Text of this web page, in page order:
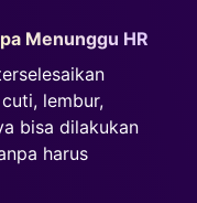
Menunggu HR
lembur,
bisa dilakukan
harus